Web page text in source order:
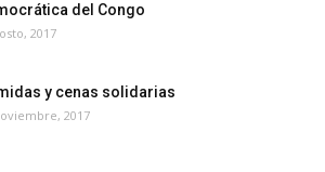
del Congo
2017
y cenas solidarias
2017